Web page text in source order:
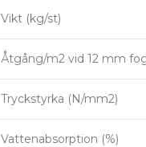
Vikt (kg/st)
Åtgång/m2 vid 12 mm
Tryckstyrka (N/mm2)
Vattenabsorption (%)